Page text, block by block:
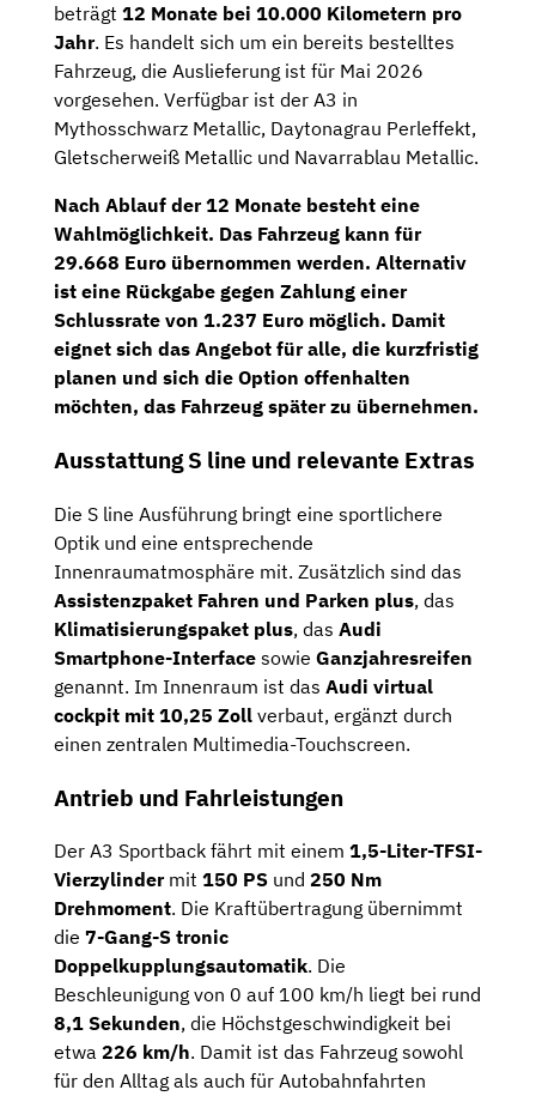
beträgt 12 Monate bei 10.000 Kilometern pro
Jahr. Es handelt sich um ein bereits bestelltes
Fahrzeug, die Auslieferung ist für Mai 2026
vorgesehen. Verfügbar ist der A3 in
Mythosschwarz Metallic, Daytonagrau Perleffekt,
Gletscherweiß Metallic und Navarrablau Metallic.
Nach Ablauf der 12 Monate besteht eine
Wahlmöglichkeit. Das Fahrzeug kann für
29.668 Euro übernommen werden. Alternativ
ist eine Rückgabe gegen Zahlung einer
Schlussrate von 1.237 Euro möglich. Damit
eignet sich das Angebot für alle, die kurzfristig
planen und sich die Option offenhalten
möchten, das Fahrzeug später zu übernehmen.
Ausstattung S line und relevante Extras
Die S line Ausführung bringt eine sportlichere
Optik und eine entsprechende
Innenraumatmosphäre mit. Zusätzlich sind das
Assistenzpaket Fahren und Parken plus, das
Klimatisierungspaket plus, das Audi
Smartphone-Interface sowie Ganzjahresreifen
genannt. Im Innenraum ist das Audi virtual
cockpit mit 10,25 Zoll verbaut, ergänzt durch
einen zentralen Multimedia-Touchscreen.
Antrieb und Fahrleistungen
Der A3 Sportback fährt mit einem 1,5-Liter-TFSI-
Vierzylindermit 150 PS und 250 Nm
Drehmoment. Die Kraftübertragung übernimmt
die 7-Gang-S tronic
Doppelkupplungsautomatik. Die
Beschleunigung von 0 auf 100 km/h liegt bei rund
8,1 Sekunden, die Höchstgeschwindigkeit bei
etwa 226 km/h. Damit ist das Fahrzeug sowohl
für den Alltag als auch für Autobahnfahrten